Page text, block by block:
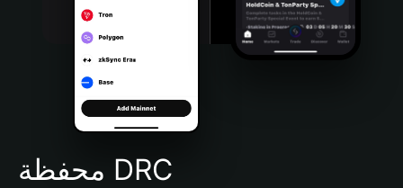
Português (Brasil)
Español (Argentina)
محفظة DRC